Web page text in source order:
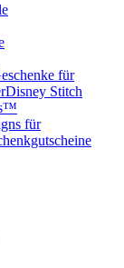
für
Disney Stitch
für